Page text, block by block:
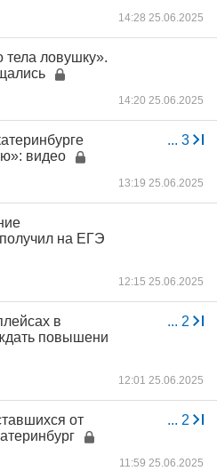
14:28 25.06.2025
тела ловушку».
14:20 25.06.2025
... 3
видео
13:19 25.06.2025
на ЕГЭ
12:15 25.06.2025
... 2
в
повышени
12:01 25.06.2025
... 2
от
11:59 25.06.2025